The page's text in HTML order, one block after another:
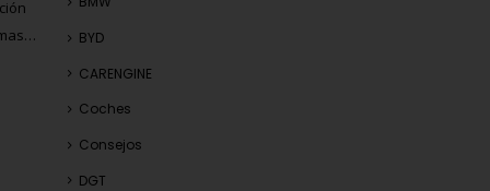
BYD
CARENGINE
Coches
Consejos
DGT